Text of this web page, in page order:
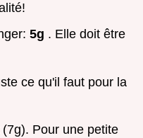
5g . Elle doit être
ce qu'il faut pour la
(7g). Pour une petite